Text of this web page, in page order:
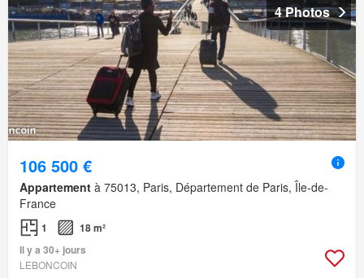
4 Photos
106 500 €
Appartement à 75013, Paris, Département de Paris, Île-de-
France
1
18 m²
Il y a 30+ jours
LEBONCOIN